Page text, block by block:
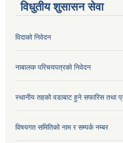
विधुतीय शुसासन सेवा
विदाको निवेदन
नाबालक परिचयपत्रकाे निवेदन
स्थानीय तहको वडाबाट हुने सफारिस तथा
विषयगत समितिको नाम र सम्पर्क नम्बर